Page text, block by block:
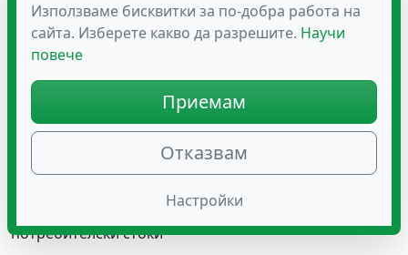
Палмовото масло не само действа като консервант,
но и остава стабилно при високи температури и има
мек вкус и гладка текстура. Освен това отглеждането
и прибирането му е рентабилно.
Тъй като хранително-вкусовата промишленост
осъзнава предимствата на палмовото масло,
употребата му се увеличава значително през 70-те и
80-те години на миналия век. Това масло сега се
използва в почти половината от всички
потребителски стоки
Използваме бисквитки за по-добра работа на
сайта. Изберете какво да разрешите. Научи
повече
Приемам
Отказвам
Настройки